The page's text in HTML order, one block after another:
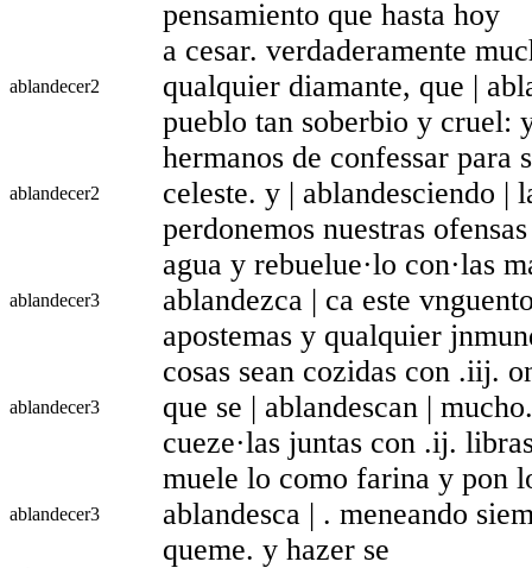
pensamiento que hasta hoy
ablandecer2
a cesar. verdaderamente
qualquier diamante, que |
pueblo tan soberbio y cruel:
ablandecer2
hermanos de confessar
celeste. y | ablandesciendo |
perdonemos nuestras
ablandecer3
agua y rebuelue·lo con·las
ablandezca | ca este
apostemas y qualquier
ablandecer3
cosas sean cozidas con .iij.
que se | ablandescan |
cueze·las juntas con .ij.
ablandecer3
muele lo como farina y pon
ablandesca | . meneando
queme. y hazer se